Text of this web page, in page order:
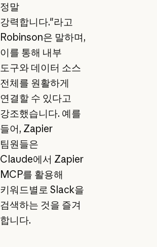
정말
강력합니다."라고
Robinson은 말하며,
이를 통해 내부
도구와 데이터 소스
전체를 원활하게
연결할 수 있다고
강조했습니다. 예를
들어, Zapier
팀원들은
Claude에서 Zapier
MCP를 활용해
키워드별로 Slack을
검색하는 것을 즐겨
합니다.